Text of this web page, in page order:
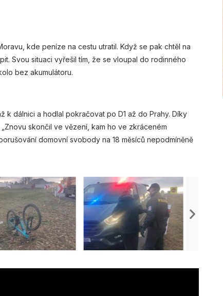
kde peníze na cestu utratil. Když se pak chtěl na
Svou situaci vyřešil tím, že se vloupal do rodinného
bez akumulátoru.
k dálnici a hodlal pokračovat po D1 až do Prahy. Díky
skončil ve vězení, kam ho ve zkráceném
domovní svobody na 18 měsíců nepodmíněně